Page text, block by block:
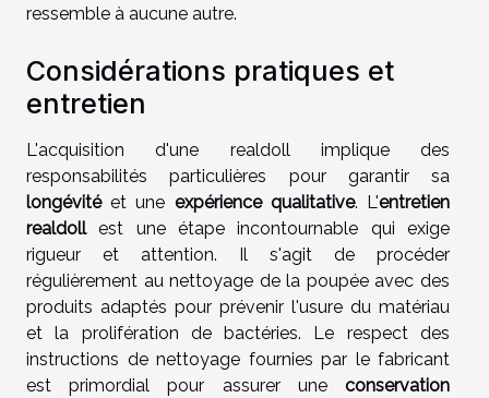
ressemble à aucune autre.
Considérations pratiques et
entretien
L'acquisition d'une realdoll implique des
responsabilités particulières pour garantir sa
longévitéet une expérience qualitative. L'entretien
realdollest une étape incontournable qui exige
rigueur et attention. Il s'agit de procéder
régulièrement au nettoyage de la poupée avec des
produits adaptés pour prévenir l'usure du matériau
et la prolifération de bactéries. Le respect des
instructions de nettoyage fournies par le fabricant
est primordial pour assurer une conservation